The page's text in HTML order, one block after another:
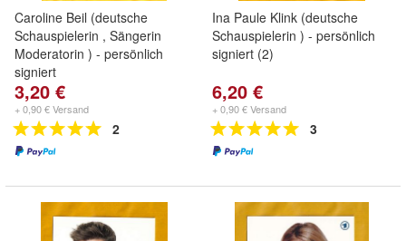
Caroline Beil (deutsche
Schauspielerin , Sängerin
Moderatorin ) - persönlich
signiert
3,20 €
+ 0,90 € Versand
2
Ina Paule Klink (deutsche
Schauspielerin ) - persönlich
signiert (2)
6,20 €
+ 0,90 € Versand
3